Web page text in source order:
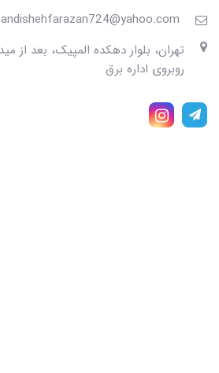
andishehfarazan724@yahoo.com
روبروی اداره برق